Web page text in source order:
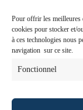
Pour offrir les meilleures
cookies pour stocker et/
à ces technologies nous
navigation sur ce site.
Fonctionnel
Notre
Contactez-